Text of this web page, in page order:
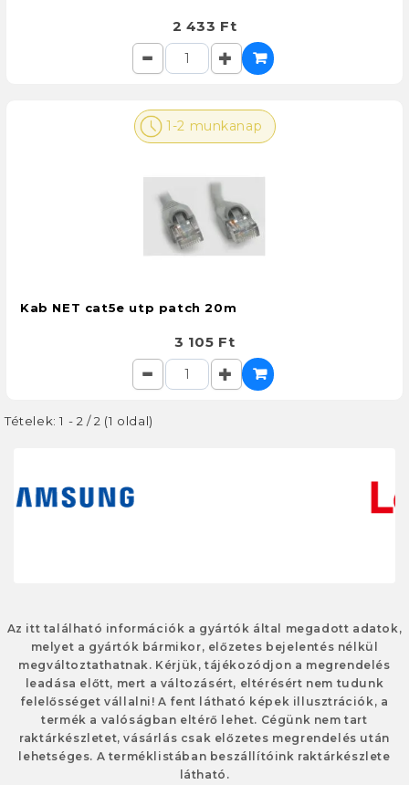
2 433 Ft
1-2 munkanap
Kab NET cat5e utp patch 20m
3 105 Ft
Tételek: 1 - 2 / 2 (1 oldal)
Az itt található információk a gyártók által megadott adatok,
melyet a gyártók bármikor, előzetes bejelentés nélkül
megváltoztathatnak. Kérjük, tájékozódjon a megrendelés
leadása előtt, mert a változásért, eltérésért nem tudunk
felelősséget vállalni! A fent látható képek illusztrációk, a
termék a valóságban eltérő lehet. Cégünk nem tart
raktárkészletet, vásárlás csak előzetes megrendelés után
lehetséges. A terméklistában beszállítóink raktárkészlete
látható.